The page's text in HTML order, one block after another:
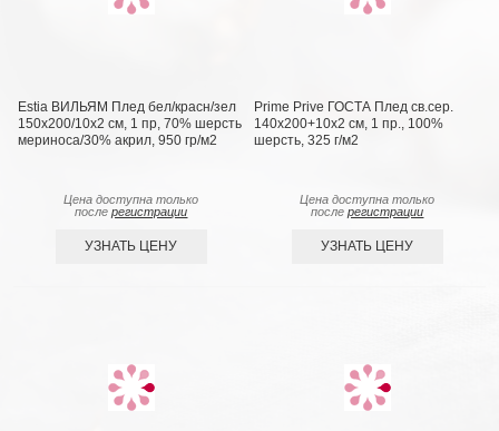
Estia ВИЛЬЯМ Плед бел/красн/зел
150х200/10х2 см, 1 пр, 70% шерсть
мериноса/30% акрил, 950 гр/м2
Цена доступна только
послерегистрации
УЗНАТЬ ЦЕНУ
Prime Prive ГОСТА Плед св.сер.
140х200+10х2 см, 1 пр., 100%
шерсть, 325 г/м2
Цена доступна только
послерегистрации
УЗНАТЬ ЦЕНУ